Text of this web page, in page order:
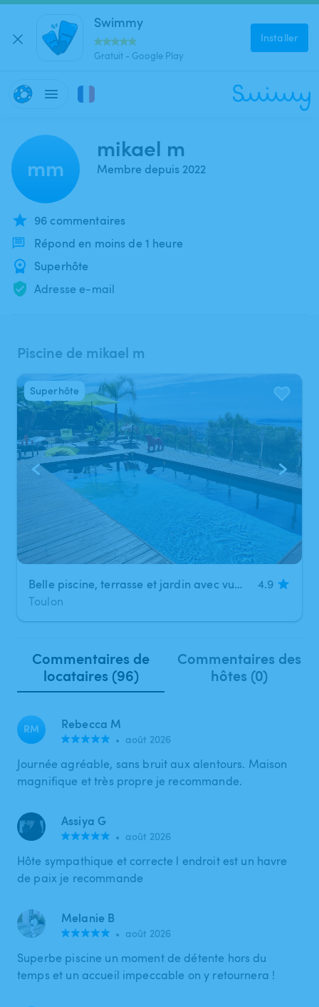
Swimmy
Gratuit - Google Play
Installer
mm
mikael m
Membre depuis 2022
96 commentaires
Répond en moins de 1 heure
Superhôte
Adresse e-mail
Piscine de mikael m
1/30
Belle piscine, terrasse et jardin avec vue mer
4.9
Toulon
Superhôte
Commentaires de
locataires (96)
Commentaires des
hôtes (0)
RM Rebecca M
• août 2026
Journée agréable, sans bruit aux alentours. Maison
magnifique et très propre je recommande.
Assiya G
• août 2026
Hôte sympathique et correcte l endroit est un havre
de paix je recommande
Melanie B
• août 2026
Superbe piscine un moment de détente hors du
temps et un accueil impeccable on y retournera !